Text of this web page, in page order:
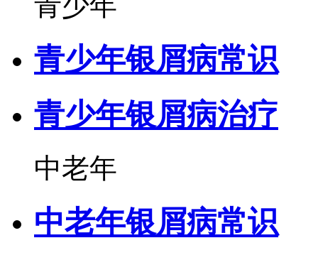
青少年银屑病常识
青少年银屑病治疗
中老年
中老年银屑病常识